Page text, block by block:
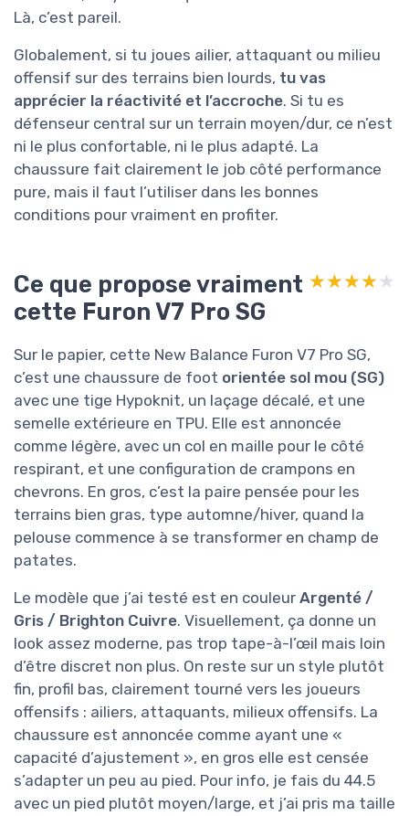
Là, c’est pareil.
Globalement, si tu joues ailier, attaquant ou milieu
offensif sur des terrains bien lourds, tu vas
apprécier la réactivité et l’accroche. Si tu es
défenseur central sur un terrain moyen/dur, ce n’est
ni le plus confortable, ni le plus adapté. La
chaussure fait clairement le job côté performance
pure, mais il faut l’utiliser dans les bonnes
conditions pour vraiment en profiter.
Ce que propose vraiment
cette Furon V7 Pro SG
★★★★★
★★★★★
Sur le papier, cette New Balance Furon V7 Pro SG,
c’est une chaussure de foot orientée sol mou (SG)
avec une tige Hypoknit, un laçage décalé, et une
semelle extérieure en TPU. Elle est annoncée
comme légère, avec un col en maille pour le côté
respirant, et une configuration de crampons en
chevrons. En gros, c’est la paire pensée pour les
terrains bien gras, type automne/hiver, quand la
pelouse commence à se transformer en champ de
patates.
Le modèle que j’ai testé est en couleur Argenté /
Gris / Brighton Cuivre. Visuellement, ça donne un
look assez moderne, pas trop tape-à-l’œil mais loin
d’être discret non plus. On reste sur un style plutôt
fin, profil bas, clairement tourné vers les joueurs
offensifs : ailiers, attaquants, milieux offensifs. La
chaussure est annoncée comme ayant une «
capacité d’ajustement », en gros elle est censée
s’adapter un peu au pied. Pour info, je fais du 44.5
avec un pied plutôt moyen/large, et j’ai pris ma taille